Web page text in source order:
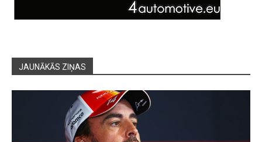
JAUNĀKĀS ZIŅAS